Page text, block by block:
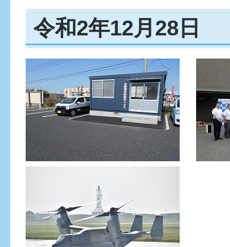
令和2年12月28日